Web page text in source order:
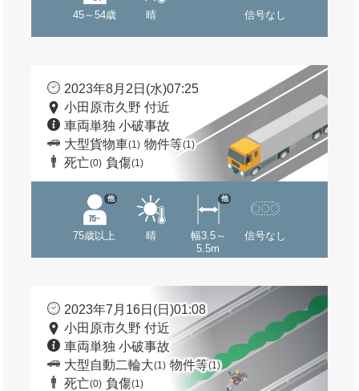
45～54歳 晴 信号なし
2023年8月2日(水)07:25
小田原市久野 付近
車両単独 小破事故
大型貨物車(1) 物件等(1)
死亡(0) 負傷(1)
75歳以上
他
晴
幅3.5～
5.5m
他
信号なし
2023年7月16日(日)01:08
小田原市久野 付近
車両単独 小破事故
大型自動二輪大(1) 物件等(1)
死亡(0) 負傷(1)